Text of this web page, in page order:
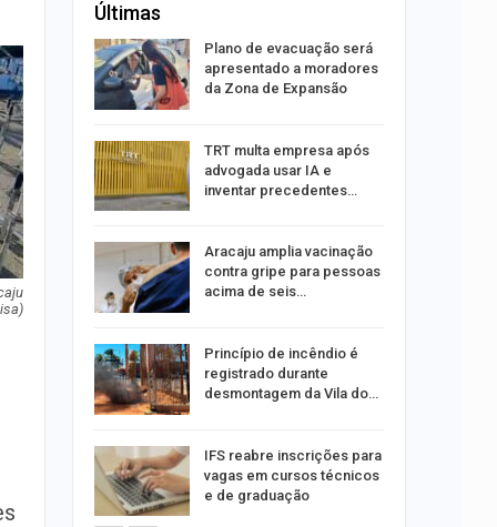
Últimas
de 104
de
é
de
Plano de evacuação será
apresentado a moradores
da Zona de Expansão
TRT multa empresa após
advogada usar IA e
inventar precedentes…
Aracaju amplia vacinação
contra gripe para pessoas
acima de seis…
Princípio de incêndio é
registrado durante
desmontagem da Vila do…
IFS reabre inscrições para
vagas em cursos técnicos
e de graduação